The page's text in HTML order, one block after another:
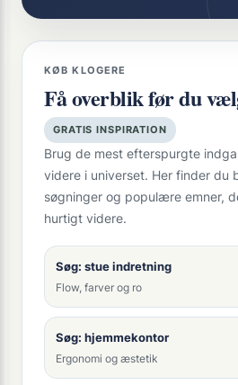
KØB KLOGERE
Få overblik før du
GRATIS INSPIRATION
Brug de mest efterspurgte
videre i universet. Her finder du
søgninger og populære emner,
hurtigt videre.
Søg: stue indretning
Flow, farver og ro
Søg: hjemmekontor
Ergonomi og æstetik